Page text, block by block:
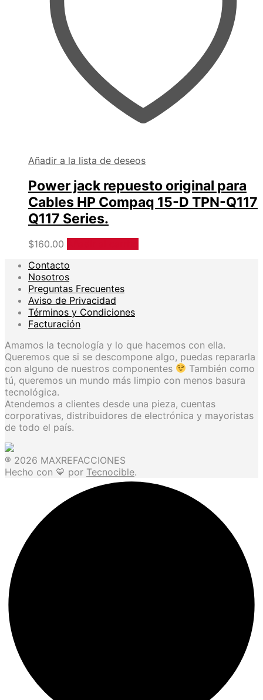
Añadir a la lista de deseos
Power jack repuesto original para
Cables HP Compaq 15-D TPN-Q117
Q117 Series.
$160.00
Contacto
Nosotros
Preguntas Frecuentes
Aviso de Privacidad
Términos y Condiciones
Facturación
Amamos la tecnología y lo que hacemos con ella.
Queremos que si se descompone algo, puedas repararla
con alguno de nuestros componentes
También como
tú, queremos un mundo más limpio con menos basura
tecnológica.
Atendemos a clientes desde una pieza, cuentas
corporativas, distribuidores de electrónica y mayoristas
de todo el país.
® 2026 MAXREFACCIONES
Hecho con 💙 por Tecnocible.